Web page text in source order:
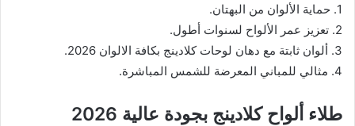
1. حماية الألوان من البهتان.
2. تعزيز عمر الألواح لسنوات أطول.
3. ألوان ثابتة مع دهان لوحات كلادينج بكافة الالوان 2026.
4. مثالي للمباني المعرضة للشمس المباشرة.
طلاء ألواح كلادينج بجودة عالية 2026